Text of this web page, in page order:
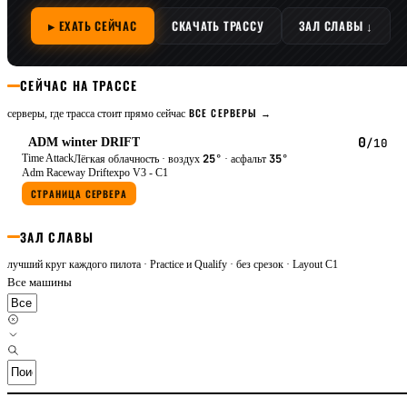
▸ ЕХАТЬ СЕЙЧАС СКАЧАТЬ ТРАССУ ЗАЛ СЛАВЫ ↓
СЕЙЧАС НА ТРАССЕ
серверы, где трасса стоит прямо сейчас ВСЕ СЕРВЕРЫ →
ADM winter DRIFT 0/10
Time AttackЛёгкая облачность · воздух 25° · асфальт 35°
Adm Raceway Driftexpo V3 - C1
СТРАНИЦА СЕРВЕРА
ЗАЛ СЛАВЫ
лучший круг каждого пилота · Practice и Qualify · без срезок · Layout C1
Все машины